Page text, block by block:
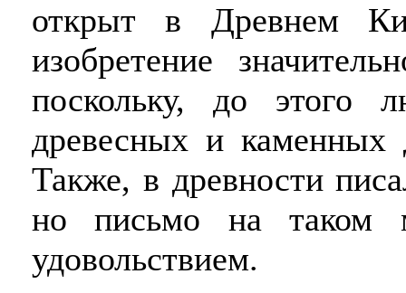
открыт в Древнем
изобретение
поскольку, до этого
древесных и каменных
Также, в древности
но письмо на таком
удовольствием.